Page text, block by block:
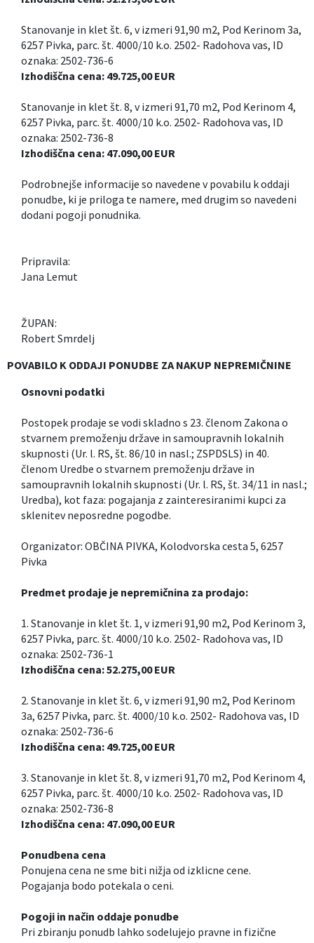
Stanovanje in klet št. 6, v izmeri 91,90 m2, Pod Kerinom 3a,
6257 Pivka, parc. št. 4000/10 k.o. 2502- Radohova vas, ID
oznaka: 2502-736-6
Izhodiščna cena: 49.725,00 EUR
Stanovanje in klet št. 8, v izmeri 91,70 m2, Pod Kerinom 4,
6257 Pivka, parc. št. 4000/10 k.o. 2502- Radohova vas, ID
oznaka: 2502-736-8
Izhodiščna cena: 47.090,00 EUR
Podrobnejše informacije so navedene v povabilu k oddaji
ponudbe, ki je priloga te namere, med drugim so navedeni
dodani pogoji ponudnika.
Pripravila:
Jana Lemut
ŽUPAN:
Robert Smrdelj
POVABILO K ODDAJI PONUDBE ZA NAKUP NEPREMIČNINE
Osnovni podatki
Postopek prodaje se vodi skladno s 23. členom Zakona o
stvarnem premoženju države in samoupravnih lokalnih
skupnosti (Ur. l. RS, št. 86/10 in nasl.; ZSPDSLS) in 40.
členom Uredbe o stvarnem premoženju države in
samoupravnih lokalnih skupnosti (Ur. l. RS, št. 34/11 in nasl.;
Uredba), kot faza: pogajanja z zainteresiranimi kupci za
sklenitev neposredne pogodbe.
Organizator: OBČINA PIVKA, Kolodvorska cesta 5, 6257
Pivka
Predmet prodaje je nepremičnina za prodajo:
1. Stanovanje in klet št. 1, v izmeri 91,90 m2, Pod Kerinom 3,
6257 Pivka, parc. št. 4000/10 k.o. 2502- Radohova vas, ID
oznaka: 2502-736-1
Izhodiščna cena: 52.275,00 EUR
2. Stanovanje in klet št. 6, v izmeri 91,90 m2, Pod Kerinom
3a, 6257 Pivka, parc. št. 4000/10 k.o. 2502- Radohova vas, ID
oznaka: 2502-736-6
Izhodiščna cena: 49.725,00 EUR
3. Stanovanje in klet št. 8, v izmeri 91,70 m2, Pod Kerinom 4,
6257 Pivka, parc. št. 4000/10 k.o. 2502- Radohova vas, ID
oznaka: 2502-736-8
Izhodiščna cena: 47.090,00 EUR
Ponudbena cena
Ponujena cena ne sme biti nižja od izklicne cene.
Pogajanja bodo potekala o ceni.
Pogoji in način oddaje ponudbe
Pri zbiranju ponudb lahko sodelujejo pravne in fizične